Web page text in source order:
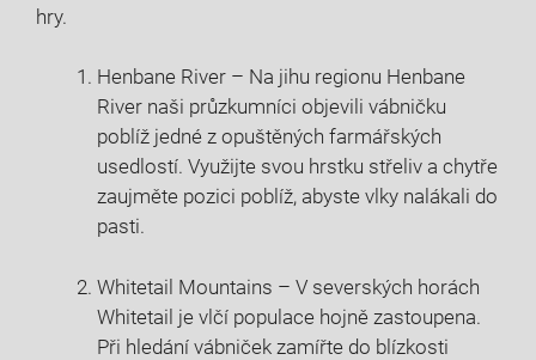
hry.
Henbane River – Na jihu regionu Henbane
River naši průzkumníci objevili vábničku
poblíž jedné z opuštěných farmářských
usedlostí. Využijte svou hrstku střeliv a chytře
zaujměte pozici poblíž, abyste vlky nalákali do
pasti.
Whitetail Mountains – V severských horách
Whitetail je vlčí populace hojně zastoupena.
Při hledání vábniček zamířte do blízkosti